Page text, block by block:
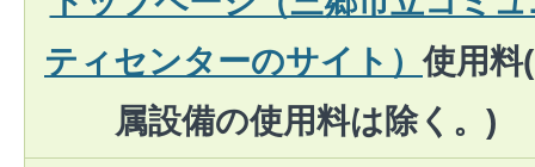
ティセンターのサイト）使用料
属設備の使用料は除く。)